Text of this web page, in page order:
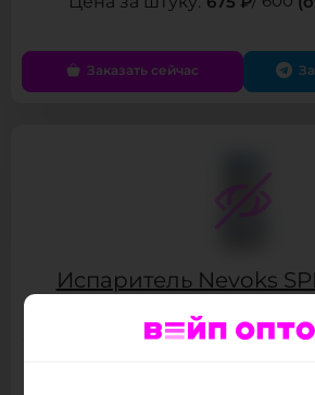
Заказать сейчас
Испаритель Nevoks
Товар в